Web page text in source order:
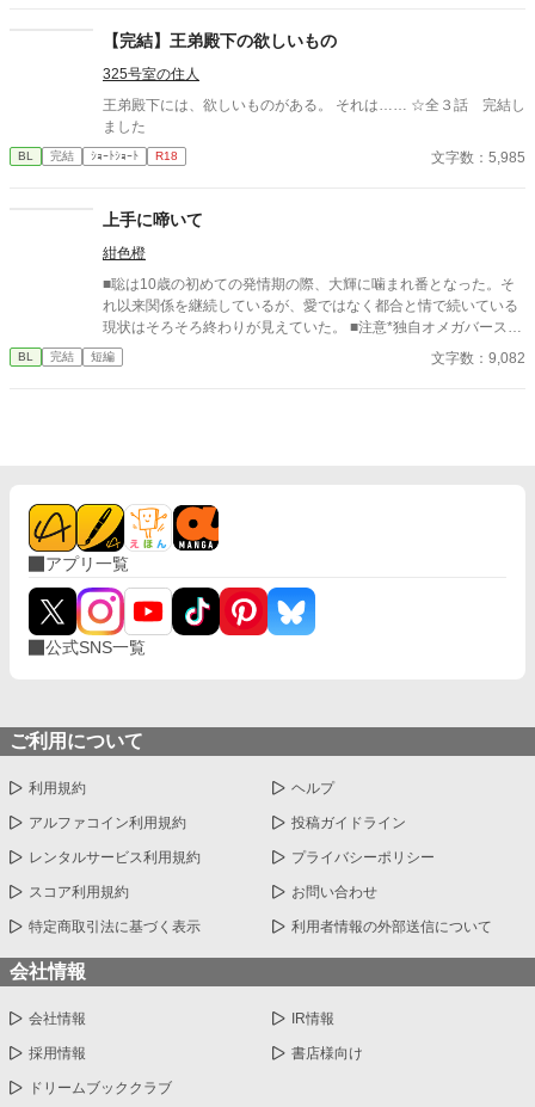
【完結】王弟殿下の欲しいもの
325号室の住人
王弟殿下には、欲しいものがある。 それは…… ☆全３話 完結し
ました
BL 完結 ｼｮｰﾄｼｮｰﾄ R18 文字数：5,985
上手に啼いて
紺色橙
■聡は10歳の初めての発情期の際、大輝に噛まれ番となった。そ
れ以来関係を継続しているが、愛ではなく都合と情で続いている
現状はそろそろ終わりが見えていた。 ■注意*独自オメガバース設
定。■『それは愛か本能か』と同じ世界設定です。関係は一切な
し。
BL 完結 短編 文字数：9,082
アプリ一覧
公式SNS一覧
ご利用について
利用規約 ヘルプ
アルファコイン利用規約 投稿ガイドライン
レンタルサービス利用規約 プライバシーポリシー
スコア利用規約 お問い合わせ
特定商取引法に基づく表示 利用者情報の外部送信について
会社情報
会社情報 IR情報
採用情報 書店様向け
ドリームブッククラブ